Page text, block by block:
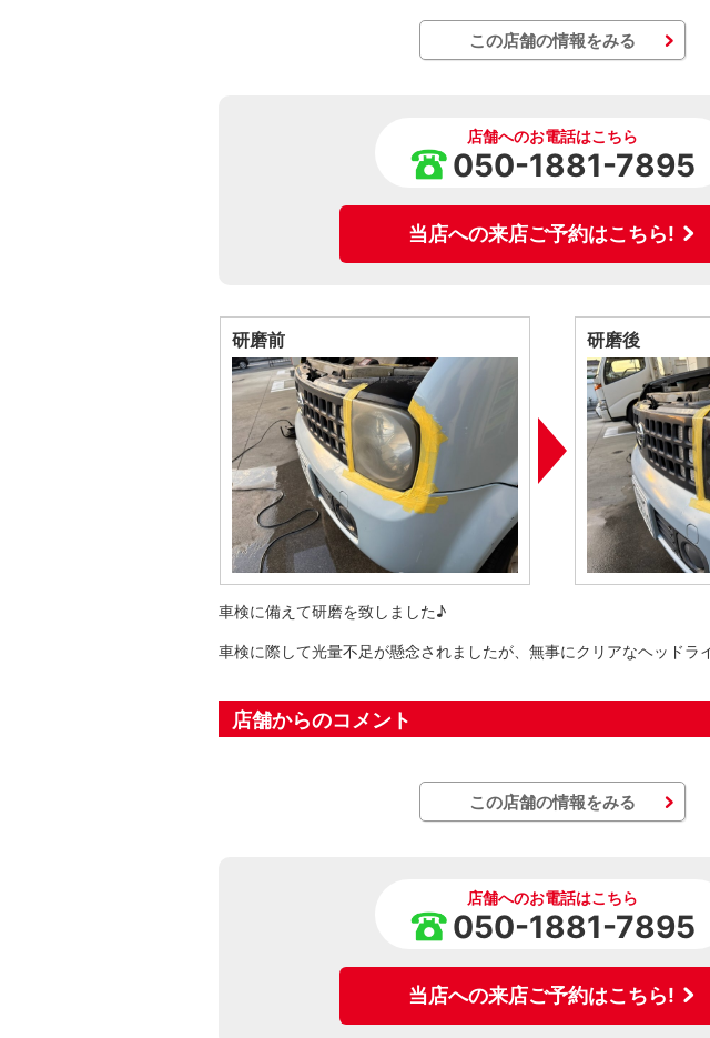
この店舗の情報をみる
店舗へのお電話はこちら
050-1881-7895
当店への来店ご予約はこちら!
研磨前 研磨後
車検に備えて研磨を致しました♪
車検に際して光量不足が懸念されましたが、無事にクリアなヘッドラ
店舗からのコメント
この店舗の情報をみる
店舗へのお電話はこちら
050-1881-7895
当店への来店ご予約はこちら!